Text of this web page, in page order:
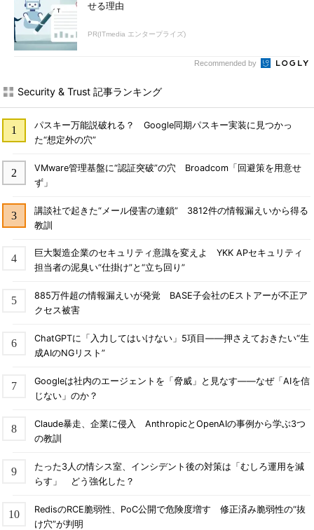
せる理由
PR(ITmedia エンタープライズ)
Recommended by
Security & Trust 記事ランキング
パスキー万能説破れる？ Google同期パスキー実装に見つかっ
た“想定外の穴”
VMware管理基盤に“認証突破”の穴 Broadcom「回避策を用意せ
ず」
講談社で起きた“メール侵害の連鎖” 3812件の情報漏えいから得る
教訓
巨大製造企業のセキュリティ意識を変えよ YKK APセキュリティ
担当者の泥臭い“仕掛け”と“立ち回り”
885万件超の情報漏えいが発覚 BASE子会社のEストアーが不正ア
クセス被害
ChatGPTに「入力してはいけない」5項目――押さえておきたい“生
成AIのNGリスト”
Googleは社内のエージェントを「脅威」と見なす――なぜ「AIを信
じない」のか？
Claude暴走、企業に侵入 AnthropicとOpenAIの事例から学ぶ3つ
の教訓
たった3人の情シス室、インシデント後の対策は「むしろ運用を減
らす」 どう強化した？
RedisのRCE脆弱性、PoC公開で危険度増す 修正済み脆弱性の“抜
け穴”が判明